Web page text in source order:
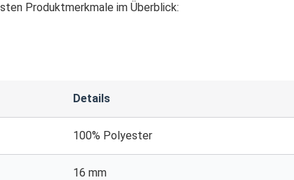
Produktmerkmale im Überblick:
Details
100% Polyester
16 mm